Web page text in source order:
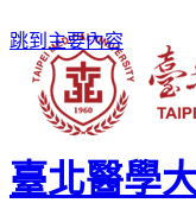
跳到主要內容
臺北醫學